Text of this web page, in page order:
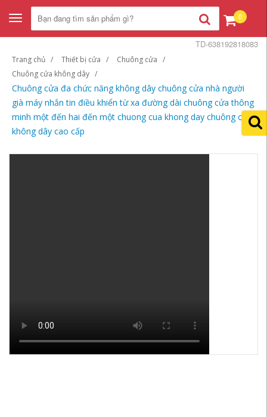
Toggle
navigation
0
Trang chủ Thiết bị cửa
Chuông cửa
Chuông cửa không dây
Chuông cửa đa chức năng không dây chuông cửa nhà người
già máy nhắn tin điều khiển từ xa đường dài chuông cửa thông
minh một đến hai đến một chuong cua khong day chuông cửa
không dây cao cấp
TD-638192818083